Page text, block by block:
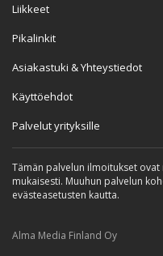
Liikkeet
Pikalinkit
Asiakastuki & Yhteystiedot
Käyttöehdot
Palvelut yrityksille
Tämän palvelun ilmoitukset
mukaisesti. Muuhun palvelun
evästeasetusten kautta.
Alma Media Finland Oy